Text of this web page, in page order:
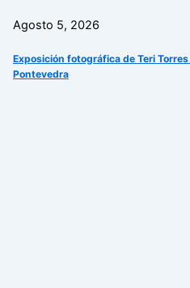
Agosto 5, 2026
Exposición fotográfica de Teri
Pontevedra